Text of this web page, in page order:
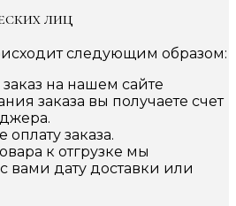
лиц
следующим образом:
на нашем сайте
заказа вы получаете счет
заказа.
к отгрузке мы
вами дату доставки или